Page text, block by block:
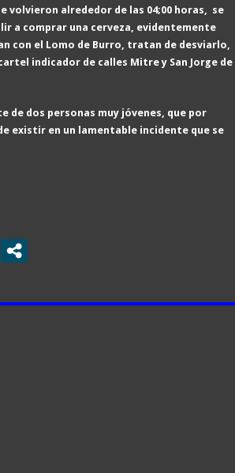
volvieron alrededor de las 04;00 horas, se
a comprar una cerveza, evidentemente
con el Lomo de Burro, tratan de desviarlo,
indicador de calles Mitre y San Jorge de
de dos personas muy jóvenes, que por
existir en un lamentable incidente que se